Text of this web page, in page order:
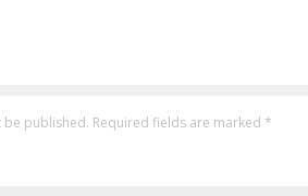
be published. Required fields are marked *